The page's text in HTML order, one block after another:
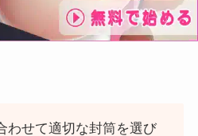
わせて適切な封筒を選び